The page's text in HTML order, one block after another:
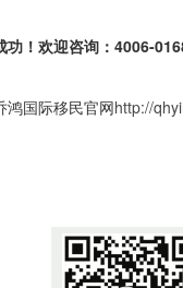
功！欢迎咨询：4006-
鸿国际移民官网http://